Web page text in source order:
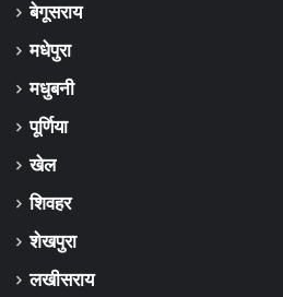
बेगूसराय
मधेपुरा
मधुबनी
पूर्णिया
खेल
शिवहर
शेखपुरा
लखीसराय